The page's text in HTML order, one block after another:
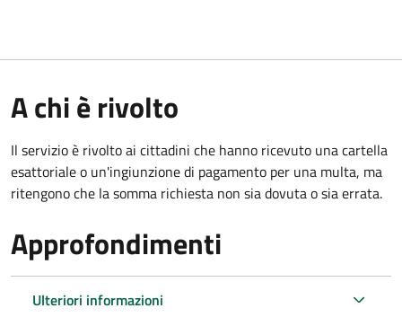
A chi è rivolto
Il servizio è rivolto ai cittadini che hanno ricevuto una cartella
esattoriale o un'ingiunzione di pagamento per una multa, ma
ritengono che la somma richiesta non sia dovuta o sia errata.
Approfondimenti
Ulteriori informazioni